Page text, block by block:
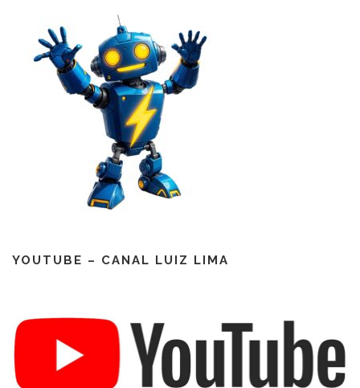
YOUTUBE – CANAL LUIZ LIMA